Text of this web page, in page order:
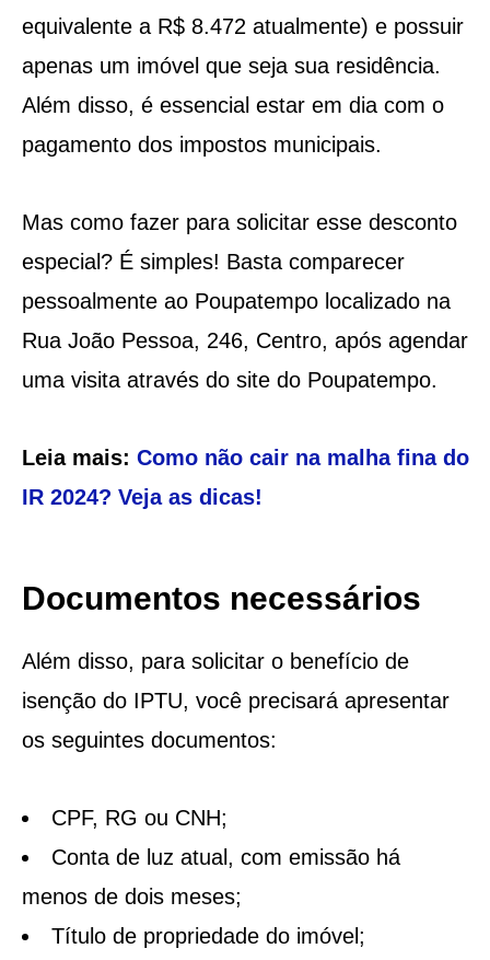
equivalente a R$ 8.472 atualmente) e possuir
apenas um imóvel que seja sua residência.
Além disso, é essencial estar em dia com o
pagamento dos impostos municipais.
Mas como fazer para solicitar esse desconto
especial? É simples! Basta comparecer
pessoalmente ao Poupatempo localizado na
Rua João Pessoa, 246, Centro, após agendar
uma visita através do site do Poupatempo.
Leia mais: Como não cair na malha fina do
IR 2024? Veja as dicas!
Documentos necessários
Além disso, para solicitar o benefício de
isenção do IPTU, você precisará apresentar
os seguintes documentos:
CPF, RG ou CNH;
Conta de luz atual, com emissão há
menos de dois meses;
Título de propriedade do imóvel;